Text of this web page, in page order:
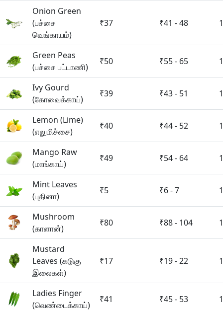
Onion Green
(பச்சை
வெங்காயம்)
₹37 ₹41 - 48
Green Peas
(பச்சை பட்டாணி)
₹50 ₹55 - 65
Ivy Gourd
(கோவைக்காய்)
₹39 ₹43 - 51
Lemon (Lime)
(எலுமிச்சை)
₹40 ₹44 - 52
Mango Raw
(மாங்காய்)
₹49 ₹54 - 64
Mint Leaves
(புதினா)
₹5 ₹6 - 7
Mushroom
(காளான்)
₹80 ₹88 - 104
Mustard
Leaves (கடுகு
இலைகள்)
₹17 ₹19 - 22
Ladies Finger
(வெண்டைக்காய்)
₹41 ₹45 - 53